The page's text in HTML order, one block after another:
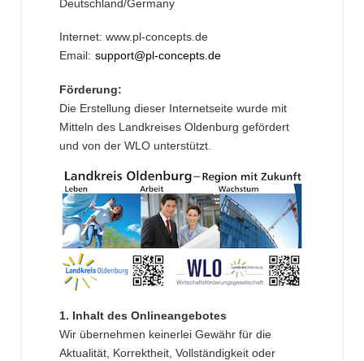
Deutschland/Germany
Internet: www.pl-concepts.de
Email: support@pl-concepts.de
Förderung:
Die Erstellung dieser Internetseite wurde mit
Mitteln des Landkreises Oldenburg gefördert
und von der WLO unterstützt.
1. Inhalt des Onlineangebotes
Wir übernehmen keinerlei Gewähr für die
Aktualität, Korrektheit, Vollständigkeit oder